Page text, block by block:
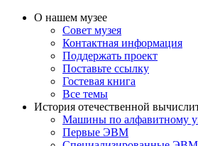
О нашем музее
Совет музея
Контактная информация
Поддержать проект
Поставьте ссылку
Гостевая книга
Все темы
История отечественной
Машины по алфавитному
Первые ЭВМ